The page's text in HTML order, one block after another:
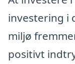
investering i
miljø
positivt